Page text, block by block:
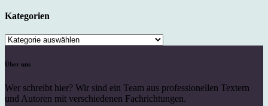
Kategorien
Kategorien
Über uns
Wer schreibt hier? Wir sind ein Team aus professionellen Textern
und Autoren mit verschiedenen Fachrichtungen.